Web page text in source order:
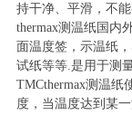
持干净、平滑，不能
thermax测温纸国内
面温度签，示温纸
试纸等等.是用于测
TMCthermax测温纸
度，当温度达到某